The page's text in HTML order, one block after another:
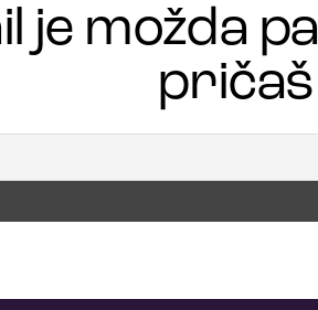
je možda
pričaš